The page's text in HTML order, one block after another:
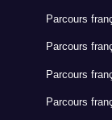
Parcours
Parcours
Parcours
Parcours